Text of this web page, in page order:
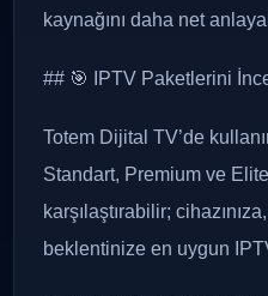
kaynağını daha net
## 🎯 IPTV Paketlerini
Totem Dijital TV’de
Standart, Premium ve
karşılaştırabilir;
beklentinize en uygun